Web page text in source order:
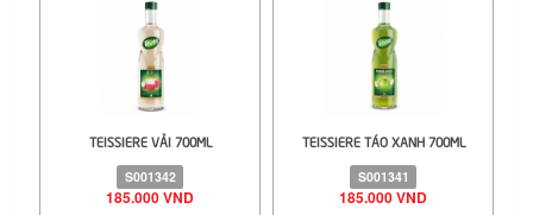
TEISSIERE VẢI 700ML
S001342
185.000 VND
TEISSIERE TÁO XANH 700ML
S001341
185.000 VND